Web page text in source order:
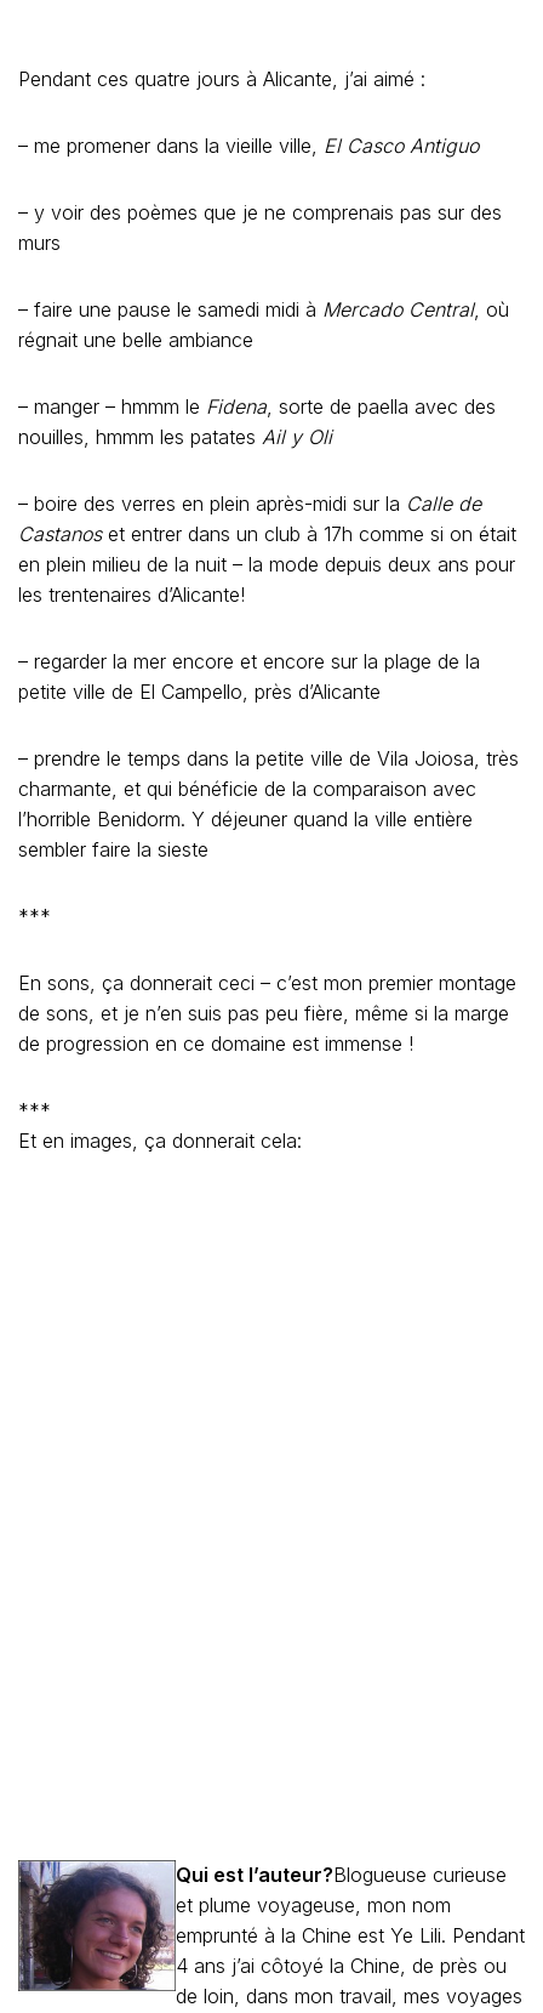
Pendant ces quatre jours à Alicante, j’ai aimé :
– me promener dans la vieille ville, El Casco Antiguo
– y voir des poèmes que je ne comprenais pas sur des
murs
– faire une pause le samedi midi à Mercado Central, où
régnait une belle ambiance
– manger – hmmm le Fidena, sorte de paella avec des
nouilles, hmmm les patates Ail y Oli
– boire des verres en plein après-midi sur la Calle de
Castanoset entrer dans un club à 17h comme si on était
en plein milieu de la nuit – la mode depuis deux ans pour
les trentenaires d’Alicante!
– regarder la mer encore et encore sur la plage de la
petite ville de El Campello, près d’Alicante
– prendre le temps dans la petite ville de Vila Joiosa, très
charmante, et qui bénéficie de la comparaison avec
l’horrible Benidorm. Y déjeuner quand la ville entière
sembler faire la sieste
***
En sons, ça donnerait ceci – c’est mon premier montage
de sons, et je n’en suis pas peu fière, même si la marge
de progression en ce domaine est immense !
***
Et en images, ça donnerait cela:
Qui est l’auteur?Blogueuse curieuse
et plume voyageuse, mon nom
emprunté à la Chine est Ye Lili. Pendant
4 ans j’ai côtoyé la Chine, de près ou
de loin, dans mon travail, mes voyages